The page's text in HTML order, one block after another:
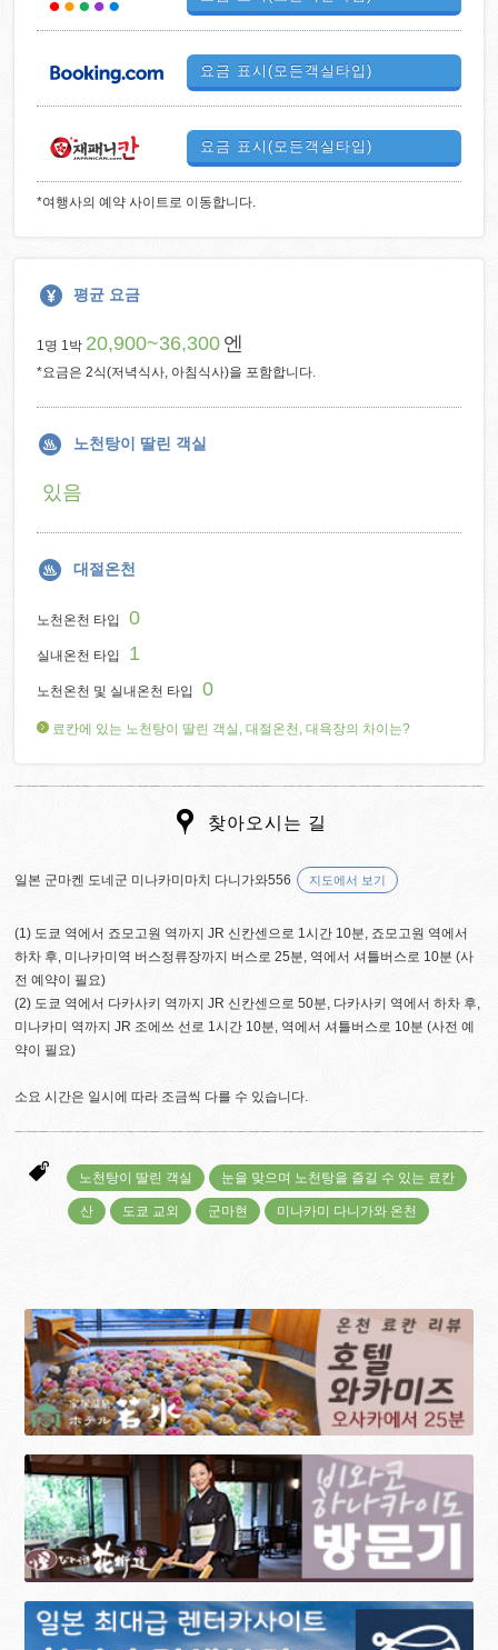
요금 표시(모든객실타입)
요금 표시(모든객실타입)
*여행사의 예약 사이트로 이동합니다.
평균 요금
1명 1박 20,900~36,300 엔
*요금은 2식(저녁식사, 아침식사)을 포함합니다.
노천탕이 딸린 객실
있음
대절온천
노천온천 타입 0
실내온천 타입 1
노천온천 및 실내온천 타입 0
료칸에 있는 노천탕이 딸린 객실, 대절온천, 대욕장의 차이는?
찾아오시는 길
일본 군마켄 도네군 미나카미마치 다니가와556 지도에서 보기
(1) 도쿄 역에서 죠모고원 역까지 JR 신칸센으로 1시간 10분, 죠모고원 역에서
하차 후, 미나카미역 버스정류장까지 버스로 25분, 역에서 셔틀버스로 10분 (사
전 예약이 필요)
(2) 도쿄 역에서 다카사키 역까지 JR 신칸센으로 50분, 다카사키 역에서 하차 후,
미나카미 역까지 JR 조에쓰 선로 1시간 10분, 역에서 셔틀버스로 10분 (사전 예
약이 필요)
소요 시간은 일시에 따라 조금씩 다를 수 있습니다.
노천탕이 딸린 객실 눈을 맞으며 노천탕을 즐길 수 있는 료칸
산 도쿄 교외 군마현 미나카미 다니가와 온천